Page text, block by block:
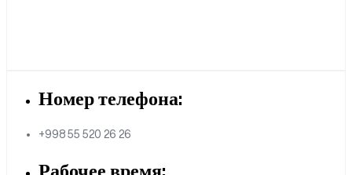
Номер телефона:
+998 55 520 26 26
Рабочее время: